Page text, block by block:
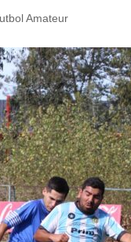
Amateur